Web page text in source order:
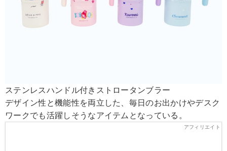
ステンレスハンドル付きストロータンブラー
デザイン性と機能性を両立した、毎日のお出かけやデスク
ワークでも活躍しそうなアイテムとなっている。